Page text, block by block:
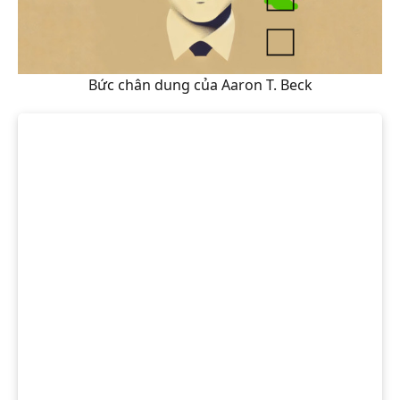
Bức chân dung của Aaron T. Beck